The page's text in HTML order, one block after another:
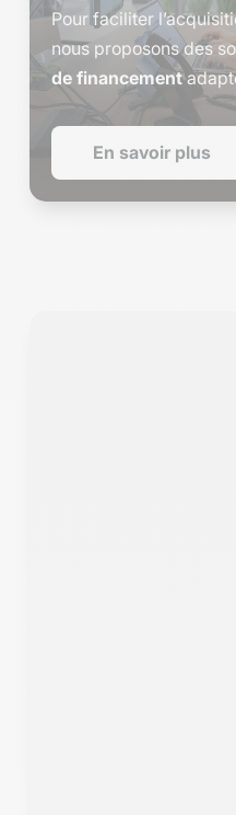
Pour faciliter
nous proposons des
de financement
En savoir plus